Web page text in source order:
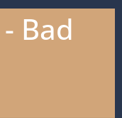
Bad